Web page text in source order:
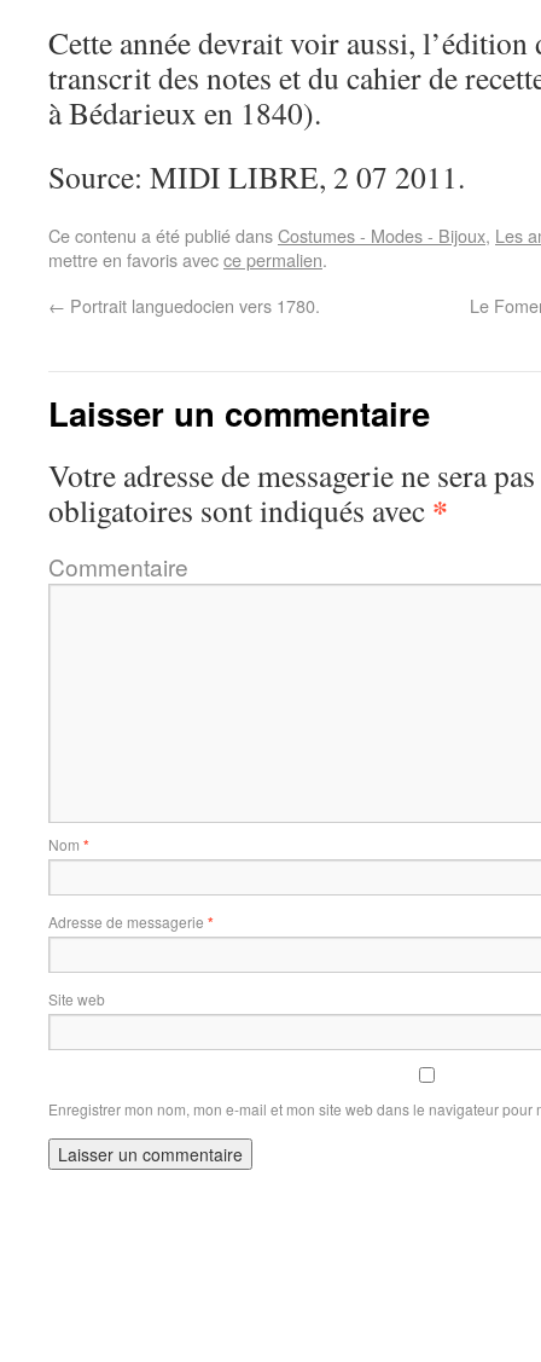
Cette année devrait voir aussi, l’édition
transcrit des notes et du cahier de
à Bédarieux en 1840).
Source: MIDI LIBRE, 2 07 2011.
Ce contenu a été publié dansCostumes - Modes - Bijoux, Les
mettre en favoris avecce permalien.
← Portrait languedocien vers 1780. Le
Laisser un commentaire
Votre adresse de messagerie ne sera
obligatoires sont indiqués avec *
Commentaire
Nom *
Adresse de messagerie *
Site web
Enregistrer mon nom, mon e-mail et mon site web dans le navigateur pour